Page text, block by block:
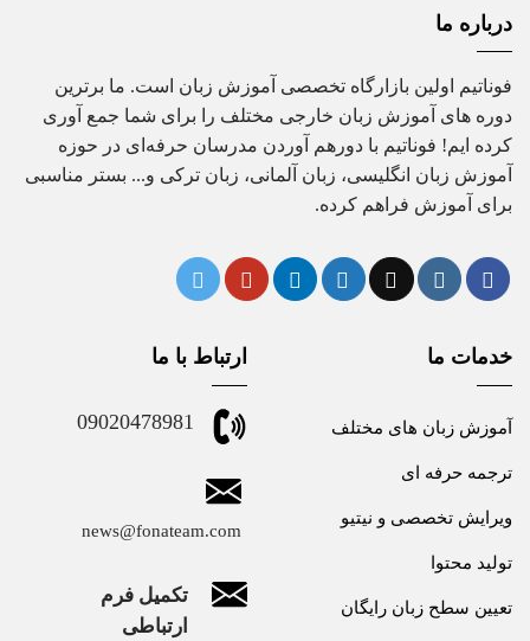
درباره ما
فوناتیم اولین بازارگاه تخصصی آموزش زبان است. ما برترین
دوره های آموزش زبان خارجی مختلف را برای شما جمع آوری
کرده ایم! فوناتیم با دورهم آوردن مدرسان حرفه‌ای در حوزه
آموزش زبان انگلیسی، زبان آلمانی، زبان ترکی و... بستر مناسبی
برای آموزش فراهم کرده.
خدمات ما
آموزش زبان های مختلف
ترجمه حرفه ای
ویرایش تخصصی و نیتیو
تولید محتوا
تعیین سطح زبان رایگان
ارتباط با ما
09020478981
news@fonateam.com
تکمیل فرم
ارتباطی